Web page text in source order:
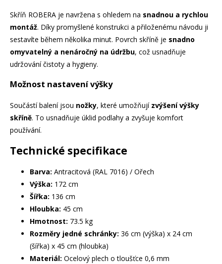
Skříň ROBERA je navržena s ohledem na snadnou a rychlou
montáž. Díky promyšlené konstrukci a přiloženému návodu ji
sestavíte během několika minut. Povrch skříně je snadno
omyvatelný a nenáročný na údržbu, což usnadňuje
udržování čistoty a hygieny.
Možnost nastavení výšky
Součástí balení jsou nožky, které umožňují zvýšení výšky
skříně. To usnadňuje úklid podlahy a zvyšuje komfort
používání.
Technické specifikace
Barva: Antracitová (RAL 7016) / Ořech
Výška: 172 cm
Šířka: 136 cm
Hloubka: 45 cm
Hmotnost: 73.5 kg
Rozměry jedné schránky: 36 cm (výška) x 24 cm
(šířka) x 45 cm (hloubka)
Materiál: Ocelový plech o tloušťce 0,6 mm